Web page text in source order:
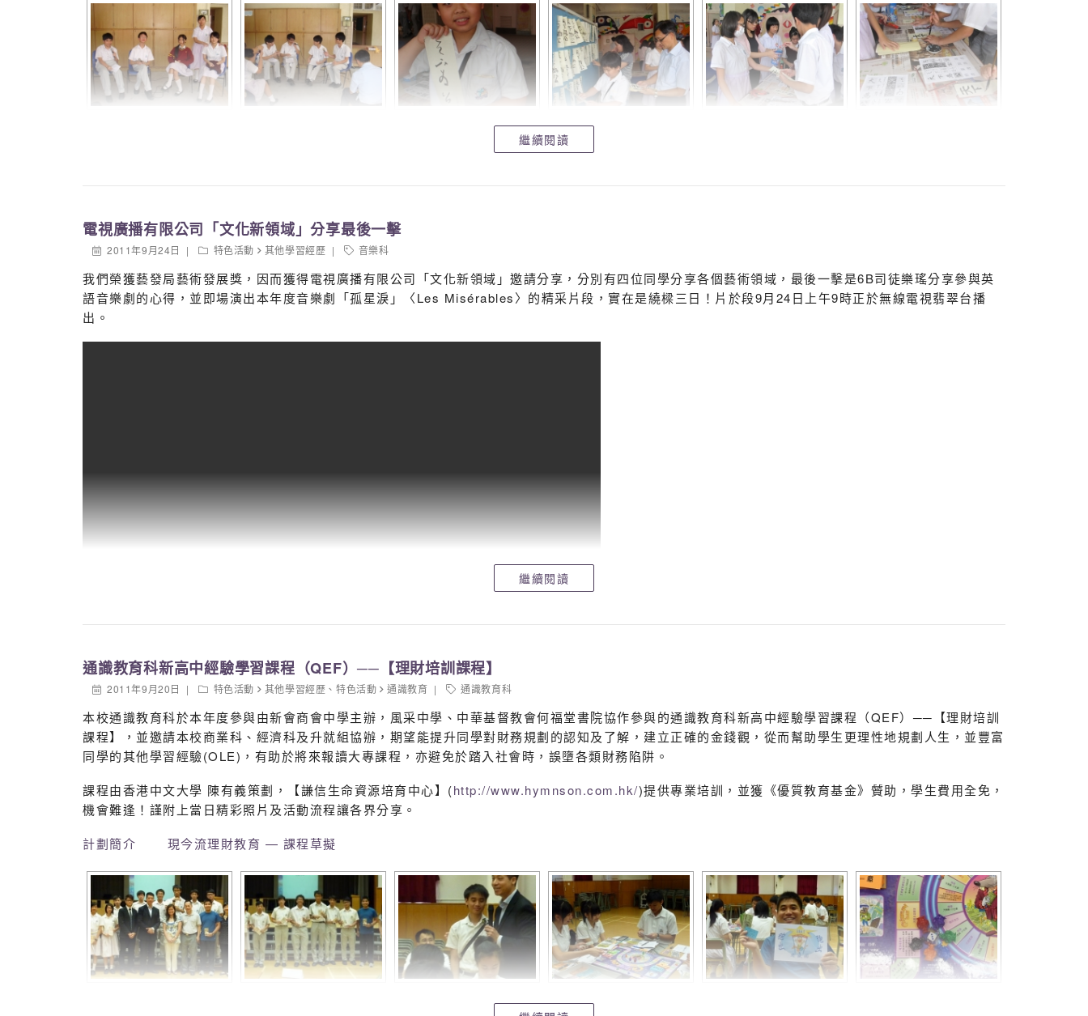
繼續閱讀
電視廣播有限公司「文化新領域」分享最後一擊
2011年9月24日 特色活動 其他學習經歷 音樂科
我們榮獲藝發局藝術發展獎，因而獲得電視廣播有限公司「文化新領域」邀請分享，分別有四位同學分享各個藝術領域，最後一擊是6B司徒樂瑤分享參與英
語音樂劇的心得，並即場演出本年度音樂劇「孤星淚」〈Les Misérables〉的精采片段，實在是繞樑三日！片於段9月24日上午9時正於無線電視翡翠台播
出。
繼續閱讀
通識教育科新高中經驗學習課程（QEF）──【理財培訓課程】
2011年9月20日 特色活動 其他學習經歷 、 特色活動 通識教育 通識教育科
本校通識教育科於本年度參與由新會商會中學主辦，風采中學、中華基督教會何福堂書院協作參與的通識教育科新高中經驗學習課程（QEF）──【理財培訓
課程】，並邀請本校商業科、經濟科及升就組協辦，期望能提升同學對財務規劃的認知及了解，建立正確的金錢觀，從而幫助學生更理性地規劃人生，並豐富
同學的其他學習經驗(OLE)，有助於將來報讀大專課程，亦避免於踏入社會時，誤墮各類財務陷阱。
課程由香港中文大學 陳有義策劃，【謙信生命資源培育中心】(http://www.hymnson.com.hk/)提供專業培訓，並獲《優質教育基金》贙助，學生費用全免，
機會難逢！謹附上當日精彩照片及活動流程讓各界分享。
計劃簡介
現今流理財教育 — 課程草擬